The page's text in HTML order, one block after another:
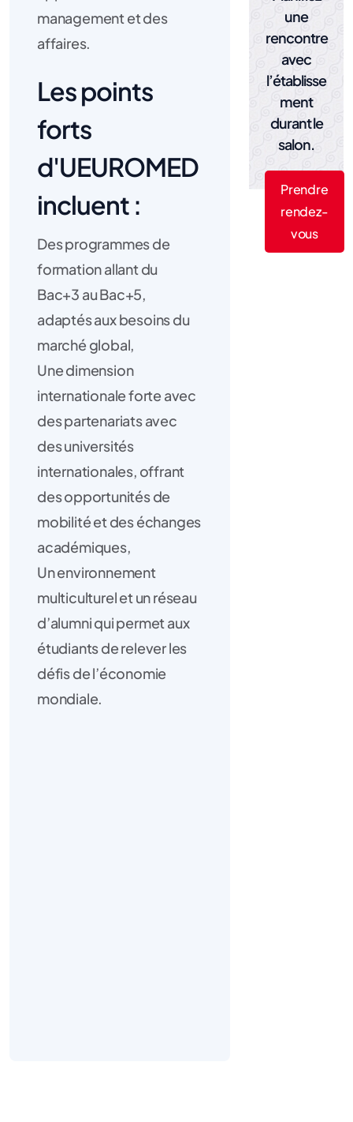
management et des
affaires.
Les points
forts
d'UEUROMED
incluent :
Des programmes de
formation allant du
Bac+3 au Bac+5,
adaptés aux besoins du
marché global,
Une dimension
internationale forte avec
des partenariats avec
des universités
internationales, offrant
des opportunités de
mobilité et des échanges
académiques,
Un environnement
multiculturel et un réseau
d’alumni qui permet aux
étudiants de relever les
défis de l’économie
mondiale.
une
rencontre
avec
l’établisse
ment
durant le
salon.
Prendre
rendez-
vous